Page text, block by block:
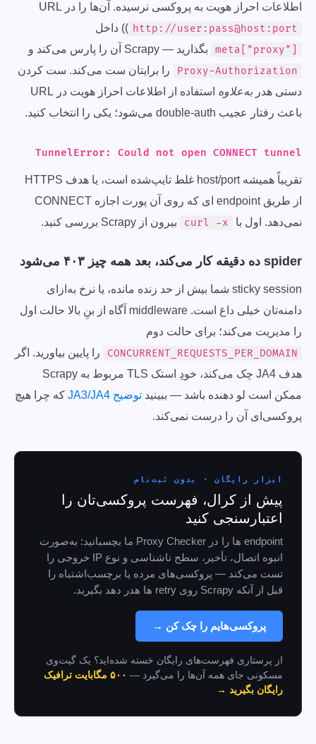
اطلاعات احراز هویت به پروکسی نرسیده. آن‌ها را در URL
( http://user:pass@host:port
) داخل
meta["proxy"]
بگذارید — Scrapy آن را پارس می‌کند و
Proxy-Authorization
را برایتان ست می‌کند. ست کردن
دستی هدر به‌علاوه
استفاده از اطلاعات احراز هویت در URL
باعث رفتار عجیب double-auth می‌شود؛ یکی را انتخاب کنید.
TunnelError: Could not open CONNECT tunnel
تقریباً همیشه host/port غلط تایپ‌شده است، یا هدف HTTPS
از طریق endpoint ای که روی آن پورت اجازه CONNECT
نمی‌دهد. اول با
curl -x بیرون از Scrapy بررسی کنید.
spider ده دقیقه کار می‌کند، بعد همه چیز ۴۰۳ می‌شود
sticky session شما بیش از حد زنده مانده، یا نرخ به‌ازای
دامنه‌تان خیلی داغ است. middleware آگاه از بنِ بالا حالت اول
را مدیریت می‌کند؛ برای حالت دوم
CONCURRENT_REQUESTS_PER_DOMAIN
را پایین بیاورید. اگر
هدف JA4 چک می‌کند، خودِ استک TLS مربوط به Scrapy
ممکن است لو دهنده باشد — ببینید توضیح JA3/JA4
که چرا هیچ
پروکسی‌ای آن را درست نمی‌کند.
ابزار رایگان · بدون ثبت‌نام
پیش از کرال، فهرست پروکسی‌تان را
اعتبارسنجی کنید
endpoint ها را در Proxy Checker ما بچسبانید: به‌صورت
انبوه اتصال، تأخیر، سطح ناشناسی و نوع IP خروجی را
تست می‌کند — پروکسی‌های مرده یا برچسب‌اشتباه را
قبل از آنکه Scrapy روی retry ها هدر دهد بگیرید.
پروکسی‌هایم را چک کن →
از پرستاری فهرست‌های رایگان خسته شده‌اید؟ یک گیت‌وی
مسکونی جای همه آن‌ها را می‌گیرد —
۵۰۰ مگابایت ترافیک
رایگان بگیرید →